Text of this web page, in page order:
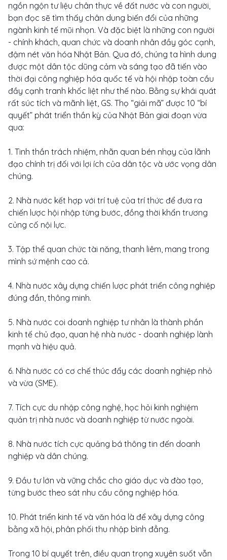
ngồn ngộn tư liệu chân thực về đất nước và con người,
bạn đọc sẽ tìm thấy chân dung biến đổi của những
ngành kinh tế mũi nhọn. Và đặc biệt là những con người
- chính khách, quan chức và doanh nhân đầy góc cạnh,
đậm nét văn hóa Nhật Bản. Qua đó, chúng ta hình dung
được một dân tộc dũng cảm và sáng tạo đã tiến vào
thời đại công nghiệp hóa quốc tế và hội nhập toàn cầu
đầy cạnh tranh khốc liệt như thế nào. Bằng sự khái quát
rất súc tích và mãnh liệt, GS. Thọ “giải mã” được 10 “bí
quyết” phát triển thần kỳ của Nhật Bản giai đoạn vừa
qua:
1. Tinh thần trách nhiệm, nhãn quan bén nhạy của lãnh
đạo chính trị đối với lợi ích của dân tộc và ước vọng dân
chúng.
2. Nhà nước kết hợp với trí tuệ của trí thức để đưa ra
chiến lược hội nhập từng bước, đồng thời khẩn trương
củng cố nội lực.
3. Tập thể quan chức tài năng, thanh liêm, mang trong
mình sứ mệnh cao cả.
4. Nhà nước xây dựng chiến lược phát triển công nghiệp
đúng đắn, thông minh.
5. Nhà nước coi doanh nghiệp tư nhân là thành phần
kinh tế chủ đạo, quan hệ nhà nước - doanh nghiệp lành
mạnh và hiệu quả.
6. Nhà nước có cơ chế thúc đẩy các doanh nghiệp nhỏ
và vừa (SME).
7. Tích cực du nhập công nghệ, học hỏi kinh nghiệm
quản trị nhà nước và doanh nghiệp từ nước ngoài.
8. Nhà nước tích cực quảng bá thông tin đến doanh
nghiệp và dân chúng.
9. Đầu tư lớn và vững chắc cho giáo dục và đào tạo,
từng bước theo sát nhu cầu công nghiệp hóa.
10. Phát triển kinh tế và văn hóa là để xây dựng công
bằng xã hội, phân phối thu nhập bình đẳng.
Trong 10 bí quyết trên, điều quan trọng xuyên suốt vẫn